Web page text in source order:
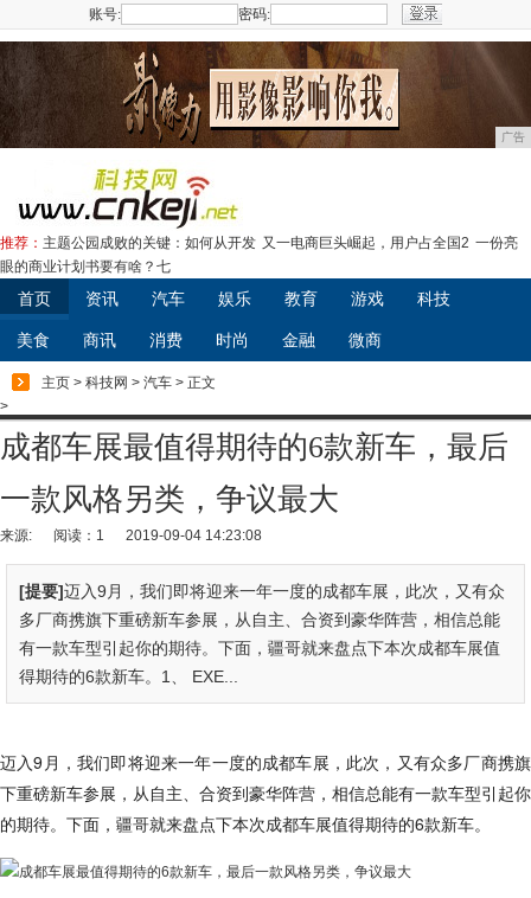
账号: 密码:
广告
推荐： 主题公园成败的关键：如何从开发 又一电商巨头崛起，用户占全国2 一份亮
眼的商业计划书要有啥？七
首页 资讯 汽车 娱乐 教育 游戏 科技
美食 商讯 消费 时尚 金融 微商
主页 > 科技网 > 汽车 > 正文
>
成都车展最值得期待的6款新车，最后
一款风格另类，争议最大
来源: 阅读：1 2019-09-04 14:23:08
[提要]迈入9月，我们即将迎来一年一度的成都车展，此次，又有众
多厂商携旗下重磅新车参展，从自主、合资到豪华阵营，相信总能
有一款车型引起你的期待。下面，疆哥就来盘点下本次成都车展值
得期待的6款新车。1、 EXE...
迈入9月，我们即将迎来一年一度的成都车展，此次，又有众多厂商携旗
下重磅新车参展，从自主、合资到豪华阵营，相信总能有一款车型引起你
的期待。下面，疆哥就来盘点下本次成都车展值得期待的6款新车。